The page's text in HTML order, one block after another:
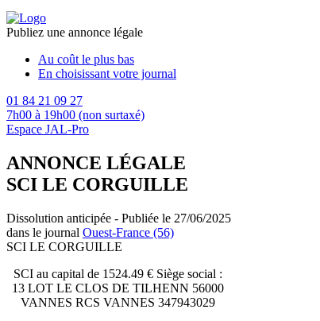
Publiez une annonce légale
Au coût le plus bas
En choisissant votre journal
01 84 21 09 27
7h00 à 19h00 (non surtaxé)
Espace JAL-Pro
ANNONCE LÉGALE
SCI LE CORGUILLE
Dissolution anticipée - Publiée le 27/06/2025
dans le journal Ouest-France (56)
SCI LE CORGUILLE
SCI au capital de 1524.49 € Siège social :
13 LOT LE CLOS DE TILHENN 56000
VANNES RCS VANNES 347943029